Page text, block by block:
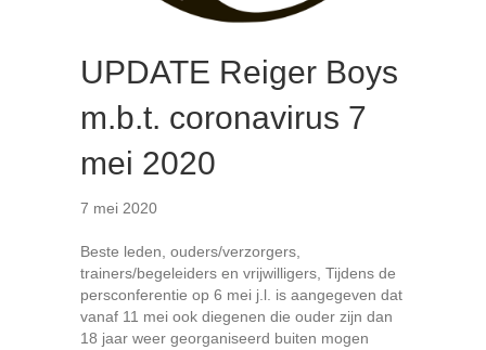
UPDATE Reiger Boys
m.b.t. coronavirus 7
mei 2020
7 mei 2020
Beste leden, ouders/verzorgers,
trainers/begeleiders en vrijwilligers, Tijdens de
persconferentie op 6 mei j.l. is aangegeven dat
vanaf 11 mei ook diegenen die ouder zijn dan
18 jaar weer georganiseerd buiten mogen